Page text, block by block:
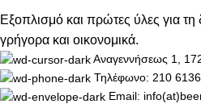
Εξοπλισμό και πρώτες ύλες για
γρήγορα και οικονομικά.
Αναγεννήσεως 1,
Τηλέφωνο: 210
Email: